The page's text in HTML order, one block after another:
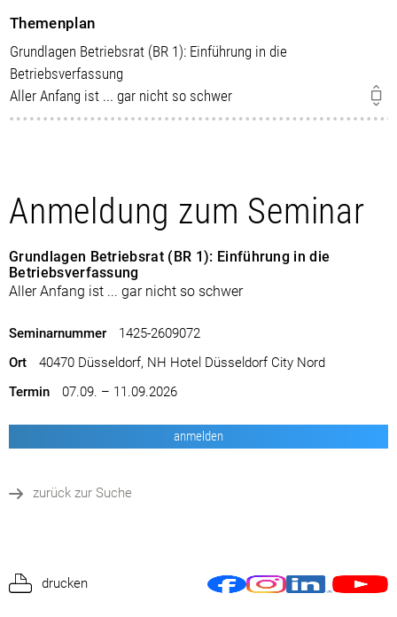
Themenplan
Grundlagen Betriebsrat (BR 1): Einführung in die
Betriebsverfassung
Aller Anfang ist ... gar nicht so schwer
Anmeldung zum Seminar
Grundlagen Betriebsrat (BR 1): Einführung in die
Betriebsverfassung
Aller Anfang ist ... gar nicht so schwer
Seminarnummer
1425-2609072
Ort
40470 Düsseldorf, NH Hotel Düsseldorf City Nord
Termin
07.09. – 11.09.2026
anmelden
zurück zur Suche
drucken